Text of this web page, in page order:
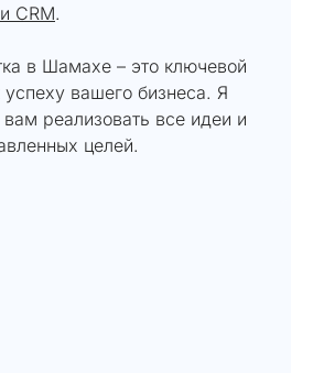
CRM.
в Шамахе – это ключевой
успеху вашего бизнеса. Я
реализовать все идеи и
целей.